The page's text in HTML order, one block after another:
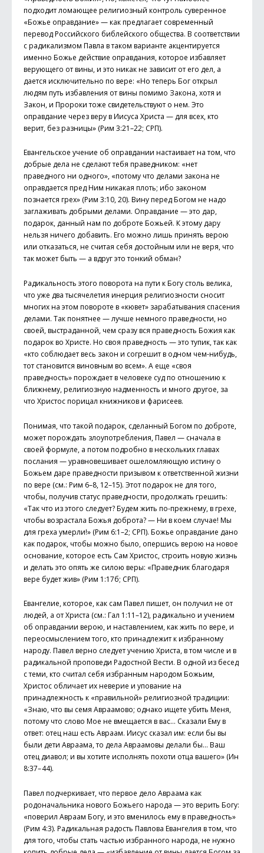
подходит ломающее религиозный контроль суверенное
«Божье оправдание» — как предлагает современный
перевод Российского биб­лейского общества. В соответствии
с радикализмом Павла в таком варианте акцентируется
именно Божье действие оправдания, которое избавляет
верующего от вины, и это никак не зависит от его дел, а
дается исключительно по вере: «Но теперь Бог открыл
людям путь избавления от вины помимо Закона, хотя и
Закон, и Пророки тоже свидетельствуют о нем. Это
оправдание через веру в Иису­са Христа — для всех, кто
верит, без разницы» (Рим 3:21–22; СРП).
Евангельское учение об оправдании настаивает на том, что
добрые дела не сделают тебя праведником: «нет
праведного ни одного», «потому что делами закона не
оправдается пред Ним никакая плоть; ибо законом
познается грех» (Рим 3:10, 20). Вину перед Богом не надо
заглаживать добрыми делами. Оправдание — это дар,
подарок, данный нам по доброте Божьей. К этому дару
нельзя ничего добавить. Его можно лишь принять верою
или отказаться, не считая себя достойным или не веря, что
так может быть — а вдруг это тонкий обман?
Радикальность этого поворота на пути к Богу столь велика,
что уже два тысячелетия инерция религиозности сносит
многих на этом повороте в «кювет» зарабатывания спасения
делами. Так понятнее — лучше немного праведности, но
своей, выстраданной, чем сразу вся праведность Божия как
подарок во Христе. Но своя праведность — это тупик, так как
«кто соблюдает весь закон и согрешит в одном чем-нибудь,
тот становится виновным во всем». А еще «своя
праведность» порождает в человеке суд по отношению к
ближнему, религиозную надменность и много другое, за
что Христос порицал книжников и фарисеев.
Понимая, что такой подарок, сделанный Богом по доброте,
может порождать злоупотребления, Павел — сначала в
своей формуле, а потом подробно в нескольких главах
послания — уравновешивает ошеломляющую истину о
Божьем даре праведности призывом к ответственной жизни
по вере (см.: Рим 6–8, 12–15). Этот подарок не для того,
чтобы, получив статус праведности, продолжать грешить:
«Так что из этого следует? Будем жить по-прежнему, в грехе,
чтобы возрастала Божья доброта? — Ни в коем случае! Мы
для греха умерли!» (Рим 6:1–2; СРП). Божье оправдание дано
как подарок, чтобы можно было, опершись верою на новое
основание, которое есть Сам Христос, строить новую жизнь
и делать это опять же силою веры: «Праведник благодаря
вере будет жив» (Рим 1:17б; СРП).
Евангелие, которое, как сам Павел пишет, он получил не от
людей, а от Христа (см.: Гал 1:11–12), радикально и учением
об оправдании верою, и наставлением, как жить по вере, и
переосмыслением того, кто принадлежит к избранному
народу. Павел верно следует учению Христа, в том числе и в
радикальной проповеди Радостной Вести. В одной из бесед
с теми, кто считал себя избранным народом Божьим,
Христос обличает их неверие и упование на
принадлежность к «правильной» религиозной традиции:
«Знаю, что вы семя Авраамово; однако ищете убить Меня,
потому что слово Мое не вмещается в вас… Сказали Ему в
ответ: отец наш есть Авраам. Иисус сказал им: если бы вы
были дети Авраама, то дела Авраамовы делали бы… Ваш
отец диавол; и вы хотите исполнять похоти отца вашего» (Ин
8:37– 44).
Павел подчеркивает, что первое дело Авраама как
родоначальника нового Божьего народа — это верить Богу:
«поверил Авраам Богу, и это вменилось ему в праведность»
(Рим 4:3). Радикальная радость Павлова Евангелия в том, что
для того, чтобы стать частью избранного народа, не нужно